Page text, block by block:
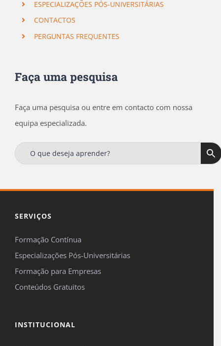
ESPECIALIZAÇÕES PÓS-UNIVERSITÁRIAS
CONTACTOS
PERGUNTAS FREQUENTES
Faça uma pesquisa
Faça uma pesquisa ou entre em contacto com nossa
equipa especializada.
SERVIÇOS
Formação Contínua
Especializações Pós-Universitárias
Formação para Empresas
Conteúdos Gratuitos
INSTITUCIONAL
Receba regularmente, no seu e-mail, todas as
ofertasenovidades
Tenha ainda acesso a uma oferta especial de15%
Concordo em ser contactado pela FormaçãOnline para me